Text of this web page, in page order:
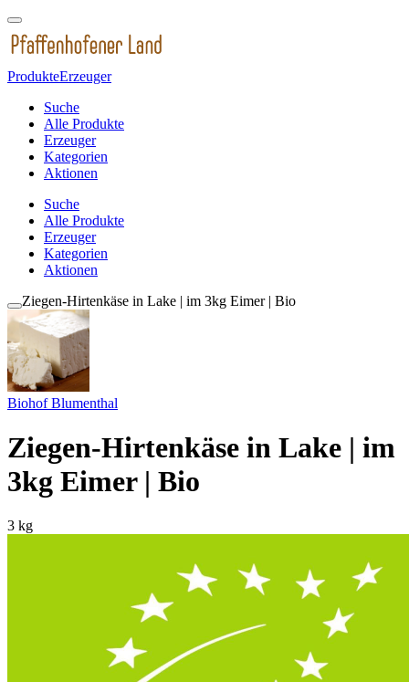
ProdukteErzeuger
Suche
Alle Produkte
Erzeuger
Kategorien
Aktionen
Suche
Alle Produkte
Erzeuger
Kategorien
Aktionen
Ziegen-Hirtenkäse in Lake | im 3kg Eimer | Bio
Biohof Blumenthal
Ziegen-Hirtenkäse in Lake | im
3kg Eimer | Bio
3 kg